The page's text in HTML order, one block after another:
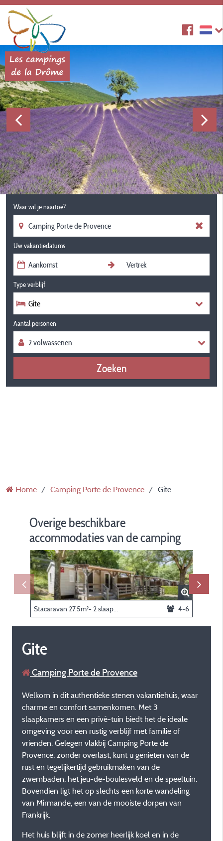
Waar wil je naartoe?
Uw vakantiedatums
Type verblijf
Gite
Aantal personen
Zoeken
Home Camping Porte de Provence Gite
Overige beschikbare
accommodaties van de camping
4-6
Gite
Camping Porte de Provence
Welkom in dit authentieke stenen vakantiehuis, waar
charme en comfort samenkomen. Met 3
slaapkamers en een privé-tuin biedt het de ideale
omgeving voor een rustig verblijf met familie of
vrienden. Gelegen vlakbij Camping Porte de
Provence, zonder overlast, kunt u genieten van de
rust en tegelijkertijd gebruikmaken van de
zwembaden, het jeu-de-boulesveld en de speeltuin.
Bovendien ligt het op slechts een korte wandeling
van Mirmande, een van de mooiste dorpen van
Frankrijk.
Het huis blijft in de zomer heerlijk koel en in de